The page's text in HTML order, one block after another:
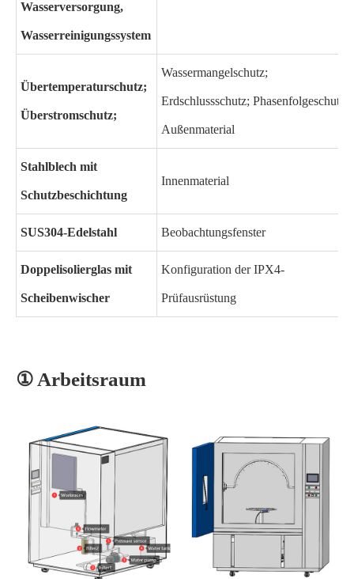
Wasserversorgung,
Wasserreinigungssystem
Übertemperaturschutz;
Überstromschutz;
Wassermangelschutz;
Erdschlussschutz; Phasenfolgeschutz
Außenmaterial
Stahlblech mit
Schutzbeschichtung
Innenmaterial
SUS304-Edelstahl Beobachtungsfenster
Doppelisolierglas mit
Scheibenwischer
Konfiguration der IPX4-
Prüfausrüstung
① Arbeitsraum